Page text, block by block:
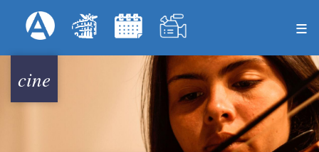
al
principal
Menú Superior
cine